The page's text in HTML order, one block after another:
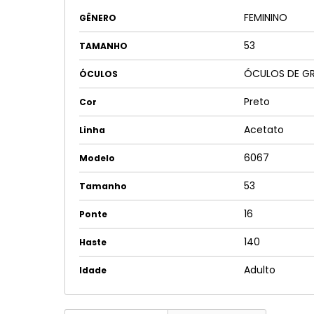
GÊNERO FEMININO
TAMANHO 53
ÓCULOS ÓCULOS DE
Cor Preto
Linha Acetato
Modelo 6067
Tamanho 53
Ponte 16
Haste 140
Idade Adulto